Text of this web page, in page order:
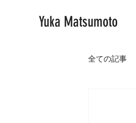
Yuka Matsumoto
全ての記事